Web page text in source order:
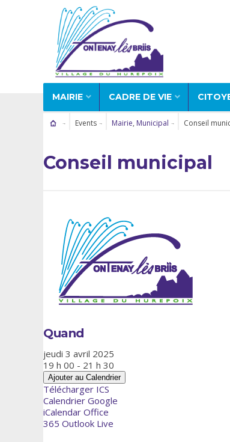
MAIRIE CADRE DE VIE
Events Mairie, Municipal Conseil
Conseil municipal
Quand
jeudi 3 avril 2025
19 h 00 - 21 h 30
Ajouter au Calendrier
Télécharger ICS
Calendrier Google
iCalendar Office
365 Outlook Live